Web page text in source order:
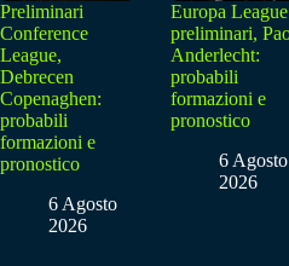
Preliminari
Conference
League,
Debrecen
Copenaghen:
probabili
formazioni e
pronostico
6 Agosto
2026
Europa League
preliminari,
Anderlecht:
probabili
formazioni e
pronostico
6 Agosto
2026